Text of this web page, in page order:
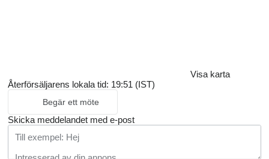
Visa karta
Återförsäljarens lokala tid: 19:51 (IST)
Begär ett möte
Skicka meddelandet med e-post